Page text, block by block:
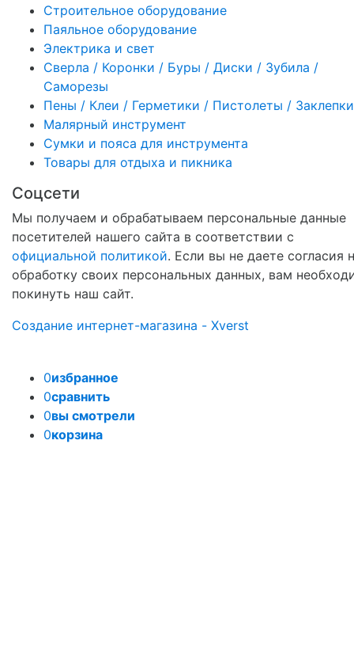
Строительное оборудование
Паяльное оборудование
Электрика и свет
Сверла / Коронки / Буры / Диски / Зубила /
Саморезы
Пены / Клеи / Герметики / Пистолеты / Заклепки
Малярный инструмент
Сумки и пояса для инструмента
Товары для отдыха и пикника
Соцсети
Мы получаем и обрабатываем персональные данные
посетителей нашего сайта в соответствии с
официальной политикой. Если вы не даете согласия
обработку своих персональных данных, вам
покинуть наш сайт.
Создание интернет-магазина - Xverst
0избранное
0сравнить
0вы смотрели
0корзина